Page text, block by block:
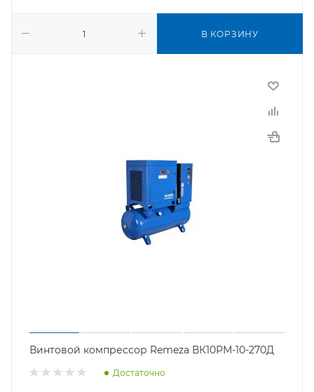
В КОРЗИНУ
Винтовой компрессор Remeza ВК10РМ-10-270Д
Достаточно